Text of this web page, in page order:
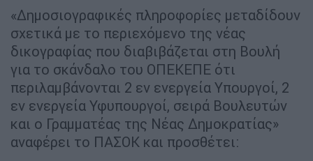
«Δημοσιογραφικές πληροφορίες μεταδίδουν
σχετικά με το περιεχόμενο της νέας
δικογραφίας που διαβιβάζεται στη Βουλή
για το σκάνδαλο του ΟΠΕΚΕΠΕ ότι
περιλαμβάνονται 2 εν ενεργεία Υπουργοί, 2
εν ενεργεία Υφυπουργοί, σειρά Βουλευτών
και ο Γραμματέας της Νέας Δημοκρατίας»
αναφέρει το ΠΑΣΟΚ και προσθέτει: